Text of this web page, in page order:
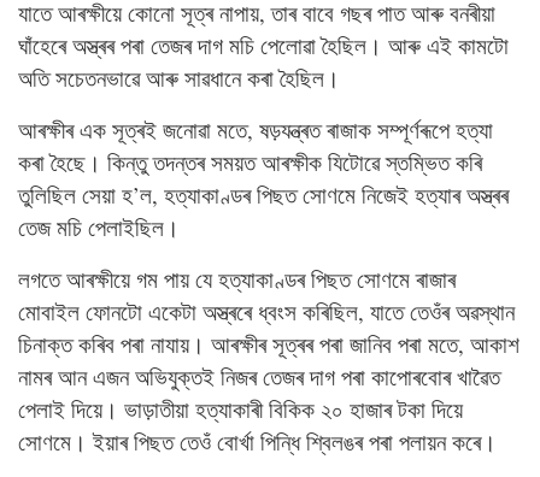
যাতে আৰক্ষীয়ে কোনো সূত্ৰ নাপায়, তাৰ বাবে গছৰ পাত আৰু বনৰীয়া
ঘাঁহেৰে অস্ত্ৰৰ পৰা তেজৰ দাগ মচি পেলোৱা হৈছিল। আৰু এই কামটো
অতি সচেতনভাৱে আৰু সাৱধানে কৰা হৈছিল।
আৰক্ষীৰ এক সূত্ৰই জনোৱা মতে, ষড়যন্ত্ৰত ৰাজাক সম্পূৰ্ণৰূপে হত্যা
কৰা হৈছে। কিন্তু তদন্তৰ সময়ত আৰক্ষীক যিটোৱে স্তম্ভিত কৰি
তুলিছিল সেয়া হ’ল, হত্যাকাণ্ডৰ পিছত সোণমে নিজেই হত্যাৰ অস্ত্ৰৰ
তেজ মচি পেলাইছিল।
লগতে আৰক্ষীয়ে গম পায় যে হত্যাকাণ্ডৰ পিছত সোণমে ৰাজাৰ
মোবাইল ফোনটো একেটা অস্ত্ৰৰে ধ্বংস কৰিছিল, যাতে তেওঁৰ অৱস্থান
চিনাক্ত কৰিব পৰা নাযায়। আৰক্ষীৰ সূত্ৰৰ পৰা জানিব পৰা মতে, আকাশ
নামৰ আন এজন অভিযুক্তই নিজৰ তেজৰ দাগ পৰা কাপোৰবোৰ খাৱৈত
পেলাই দিয়ে। ভাড়াতীয়া হত্যাকাৰী বিকিক ২০ হাজাৰ টকা দিয়ে
সোণমে। ইয়াৰ পিছত তেওঁ বোৰ্খা পিন্ধি শ্বিলঙৰ পৰা পলায়ন কৰে।